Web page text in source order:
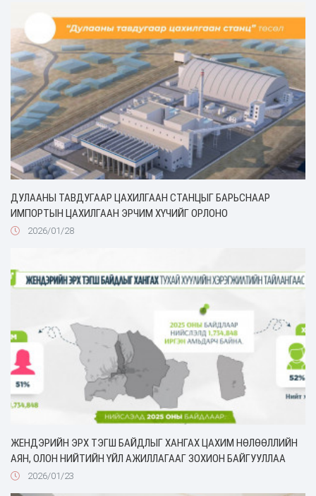
ДУЛААНЫ ТАВДУГААР ЦАХИЛГААН СТАНЦЫГ БАРЬСНААР
ИМПОРТЫН ЦАХИЛГААН ЭРЧИМ ХҮЧИЙГ ОРЛОНО
2026/01/28
ЖЕНДЭРИЙН ЭРХ ТЭГШ БАЙДЛЫГ ХАНГАХ ЦАХИМ НӨЛӨӨЛЛИЙН
АЯН, ОЛОН НИЙТИЙН ҮЙЛ АЖИЛЛАГААГ ЗОХИОН БАЙГУУЛЛАА
2026/01/23